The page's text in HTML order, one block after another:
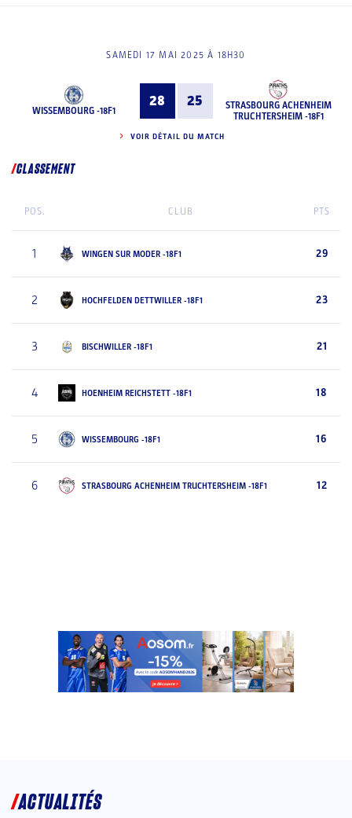
SAMEDI 17 MAI 2025 À 18H30
WISSEMBOURG -18F1
28 25
STRASBOURG ACHENHEIM
TRUCHTERSHEIM -18F1
VOIR DÉTAIL DU MATCH
CLASSEMENT
POS. CLUB PTS
1 WINGEN SUR MODER -18F1 29
2 HOCHFELDEN DETTWILLER -18F1 23
3 BISCHWILLER -18F1 21
4 HOENHEIM REICHSTETT -18F1 18
5 WISSEMBOURG -18F1 16
6 STRASBOURG ACHENHEIM TRUCHTERSHEIM -18F1 12
ACTUALITÉS